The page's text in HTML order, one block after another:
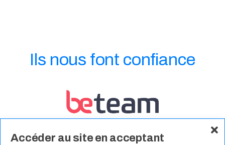
Accéder au site en acceptant
Ils nous font confiance